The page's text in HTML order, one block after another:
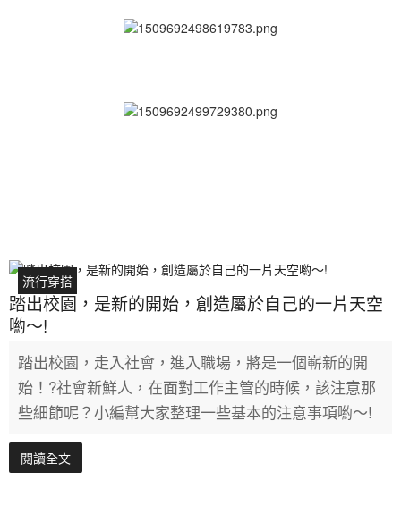
流行穿搭
踏出校園，是新的開始，創造屬於自己的一片天空
喲～!
踏出校園，走入社會，進入職場，將是一個嶄新的開
始！?社會新鮮人，在面對工作主管的時候，該注意那
些細節呢？小編幫大家整理一些基本的注意事項喲～!
閱讀全文